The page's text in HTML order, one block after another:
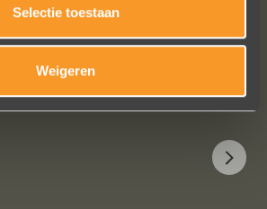
Selectie toestaan
Weigeren
Bekijk al onze reviews